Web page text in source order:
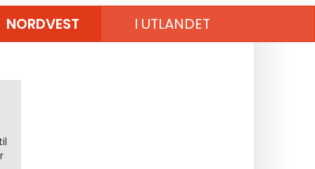
NORDVEST I UTLANDET
CENTRE-VAL DE LOIRE